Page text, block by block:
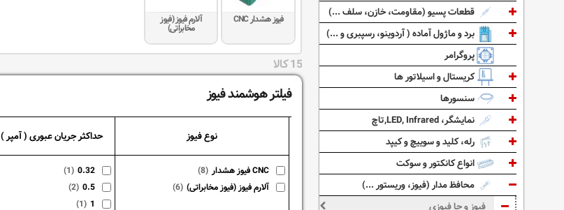
فیوز هشدار CNC آلارم فیوز (فیوز
مخابراتی)
15 کالا
فیلتر هوشمند فیوز
نوع فیوز
فیوز هشدار CNC
(8)
آلارم فیوز (فیوز مخابراتی) (6)
حداکثر جریان عبوری ( آمپر )
0.32
(1)
0.5
(2)
1
(1)
قطعات پسیو (مقاومت، خازن، سلف ...)
برد و ماژول آماده ( آردوینو، رسپبری و ...)
پروگرامر
کریستال و اسیلاتور ها
سنسورها
نمایشگر، LED, Infrared,تاچ
رله، کلید و سوییچ و کیپد
انواع کانکتور و سوکت
محافظ مدار (فیوز، وریستور ...)
فیوز و جا فیوزی